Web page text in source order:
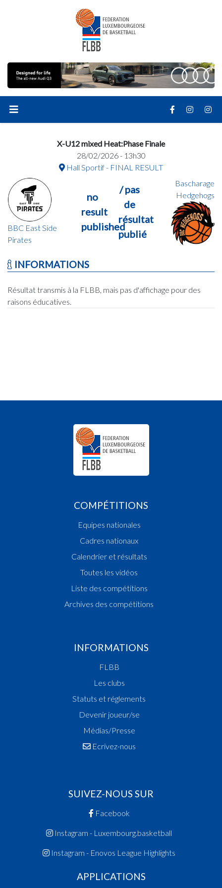
X-U12 mixed Heat:Phase Finale
28/02/2026 - 13h30
Hall Sportif - FINAL RESULT
BBC East Side
Pirates
no
result
published
/ pas
de
résultat
publié
Bascharage
Hedgehogs
INFORMATIONS
Résultat transmis à la FLBB, mais pas d'affichage pour des
raisons éducatives.
COMPÉTITIONS
Equipes nationales
Cadres nationaux
Calendrier et résultats
Toutes les vidéos
Liste des compétitions
Archives des compétitions
INFORMATIONS
FLBB
Les clubs
Statuts et réglements
Devenir joueur/se
Médias/Presse
Ecrivez-nous
SUIVEZ-NOUS SUR
Facebook
Instagram - Luxembourg.basketball
Instagram - Enovos League Highlights
APPLICATIONS